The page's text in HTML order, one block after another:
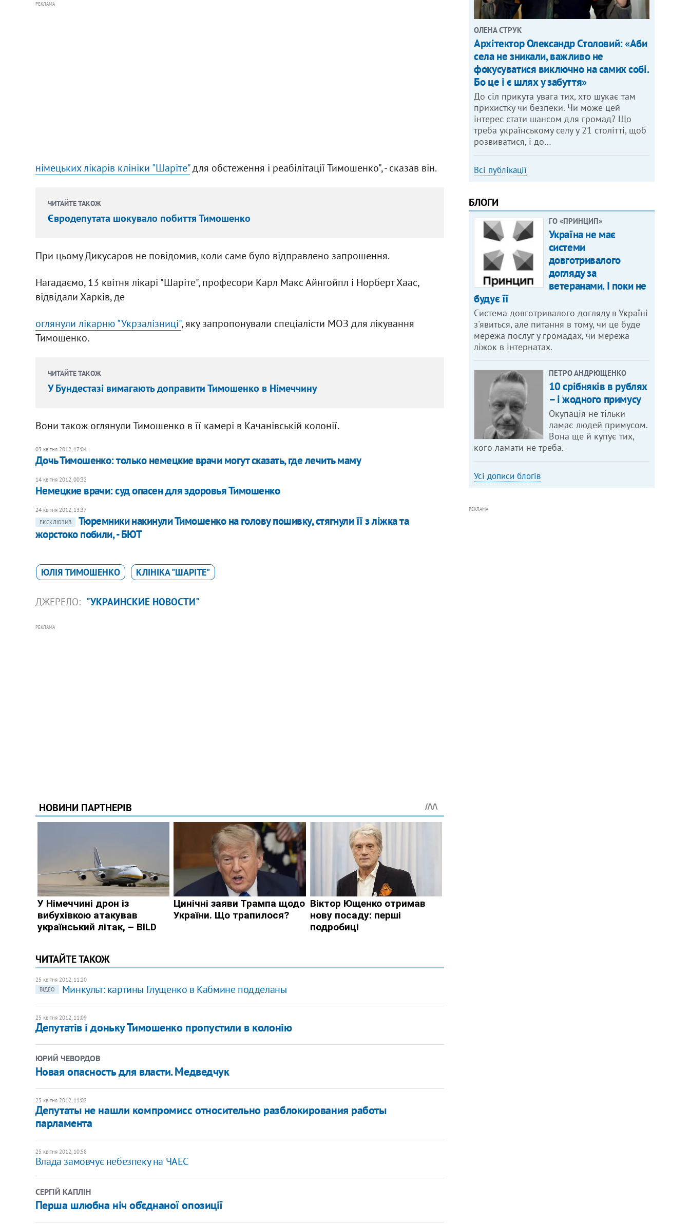
РЕКЛАМА
німецьких лікарів клініки "Шаріте"для обстеження і реабілітації Тимошенко", - сказав він.
ЧИТАЙТЕ ТАКОЖ
Євродепутата шокувало побиття Тимошенко
При цьому Дикусаров не повідомив, коли саме було відправлено запрошення.
Нагадаємо, 13 квітня лікарі "Шаріте", професори Карл Макс Айнгойпл і Норберт Хаас,
відвідали Харків, де
оглянули лікарню "Укрзалізниці", яку запропонували спеціалісти МОЗ для лікування
Тимошенко.
ЧИТАЙТЕ ТАКОЖ
У Бундестазі вимагають доправити Тимошенко в Німеччину
Вони також оглянули Тимошенко в її камері в Качанівській колонії.
03 квітня 2012, 17:04
Дочь Тимошенко: только немецкие врачи могут сказать, где лечить маму
14 квітня 2012, 00:32
Немецкие врачи: суд опасен для здоровья Тимошенко
24 квітня 2012, 13:37
ЕКСКЛЮЗИВ
Тюремники накинули Тимошенко на голову пошивку, стягнули її з ліжка та
жорстоко побили, - БЮТ
ЮЛІЯ ТИМОШЕНКО КЛІНІКА "ШАРІТЕ"
ДЖЕРЕЛО: "УКРАИНСКИЕ НОВОСТИ"
РЕКЛАМА
ЧИТАЙТЕ ТАКОЖ
25 квітня 2012, 11:20
ВІДЕО
Минкульт: картины Глущенко в Кабмине подделаны
25 квітня 2012, 11:09
Депутатів і доньку Тимошенко пропустили в колонію
ЮРИЙ ЧЕВОРДОВ
Новая опасность для власти. Медведчук
25 квітня 2012, 11:02
Депутаты не нашли компромисс относительно разблокирования работы
парламента
25 квітня 2012, 10:58
Влада замовчує небезпеку на ЧАЕС
СЕРГІЙ КАПЛІН
Перша шлюбна ніч об’єднаної опозиції
ОЛЕНА СТРУК
Архітектор Олександр Столовий: «Аби
села не зникали, важливо не
фокусуватися виключно на самих собі.
Бо це і є шлях у забуття»
До сіл прикута увага тих, хто шукає там
прихистку чи безпеки. Чи може цей
інтерес стати шансом для громад? Що
треба українському селу у 21 столітті, щоб
розвиватися, і до…
Всі публікації
БЛОГИ
ГО «ПРИНЦИП»
Україна не має
системи
довготривалого
догляду за
ветеранами. І поки не
будує її
Система довготривалого догляду в Україні
з'явиться, але питання в тому, чи це буде
мережа послуг у громадах, чи мережа
ліжок в інтернатах.
ПЕТРО АНДРЮЩЕНКО
10 срібняків в рублях
– і жодного примусу
Окупація не тільки
ламає людей примусом.
Вона ще й купує тих,
кого ламати не треба.
Усі дописи блогів
РЕКЛАМА